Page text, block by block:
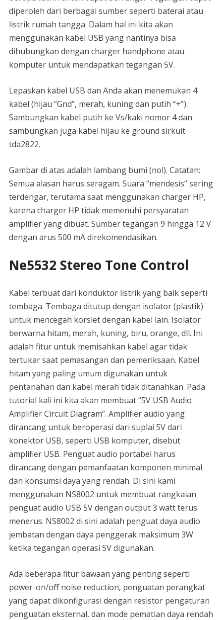
diperoleh dari berbagai sumber seperti baterai atau
listrik rumah tangga. Dalam hal ini kita akan
menggunakan kabel USB yang nantinya bisa
dihubungkan dengan charger handphone atau
komputer untuk mendapatkan tegangan 5V.
Lepaskan kabel USB dan Anda akan menemukan 4
kabel (hijau “Gnd”, merah, kuning dan putih “+”).
Sambungkan kabel putih ke Vs/kaki nomor 4 dan
sambungkan juga kabel hijau ke ground sirkuit
tda2822.
Gambar di atas adalah lambang bumi (nol). Catatan:
Semua alasan harus seragam. Suara “mendesis” sering
terdengar, terutama saat menggunakan charger HP,
karena charger HP tidak memenuhi persyaratan
amplifier yang dibuat. Sumber tegangan 9 hingga 12 V
dengan arus 500 mA direkomendasikan.
Ne5532 Stereo Tone Control
Kabel terbuat dari konduktor listrik yang baik seperti
tembaga. Tembaga ditutup dengan isolator (plastik)
untuk mencegah korslet dengan kabel lain. Isolator
berwarna hitam, merah, kuning, biru, orange, dll. Ini
adalah fitur untuk memisahkan kabel agar tidak
tertukar saat pemasangan dan pemeriksaan. Kabel
hitam yang paling umum digunakan untuk
pentanahan dan kabel merah tidak ditanahkan. Pada
tutorial kali ini kita akan membuat “5V USB Audio
Amplifier Circuit Diagram”. Amplifier audio yang
dirancang untuk beroperasi dari suplai 5V dari
konektor USB, seperti USB komputer, disebut
amplifier USB. Penguat audio portabel harus
dirancang dengan pemanfaatan komponen minimal
dan konsumsi daya yang rendah. Di sini kami
menggunakan NS8002 untuk membuat rangkaian
penguat audio USB 5V dengan output 3 watt terus
menerus. NS8002 di sini adalah penguat daya audio
jembatan dengan daya penggerak maksimum 3W
ketika tegangan operasi 5V digunakan.
Ada beberapa fitur bawaan yang penting seperti
power-on/off noise reduction, penguatan perangkat
yang dapat dikonfigurasi dengan resistor pengaturan
penguatan eksternal, dan mode pematian daya rendah